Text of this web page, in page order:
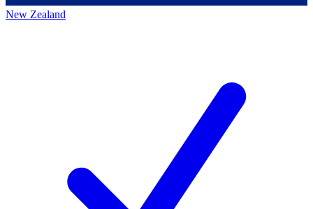
New Zealand